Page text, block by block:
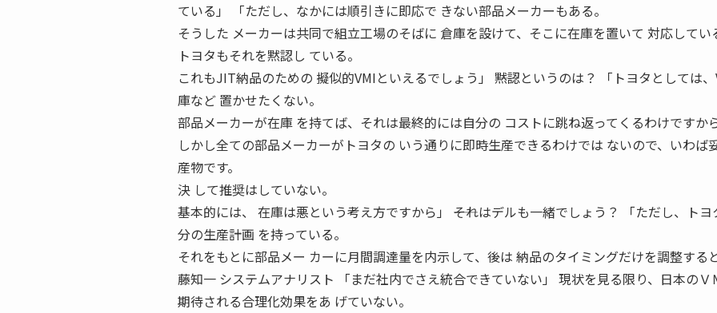
ている」 「ただし、なかには順引きに即応で きない部品メーカーもある。
そうした メーカーは共同で組立工場のそばに 倉庫を設けて、そこに在庫を置いて 対応してい
トヨタもそれを黙認し ている。
これもJIT納品のための 擬似的VMIといえるでしょう」 ――黙認というのは？ 「トヨタとしては
庫など 置かせたくない。
部品メーカーが在庫 を持てば、それは最終的には自分の コストに跳ね返ってくるわけですから
しかし全ての部品メーカーがトヨタの いう通りに即時生産できるわけでは ないので、いわば
産物です。
決 して推奨はしていない。
基本的には、 在庫は悪という考え方ですから」 ――それはデルも一緒でしょう？ 「ただし、トヨ
分の生産計画 を持っている。
それをもとに部品メー カーに月間調達量を内示して、後は 納品のタイミングだけを調整する
藤知一 システムアナリスト 「まだ社内でさえ統合できていない」 現状を見る限り、日本のＶ
期待される合理化効果をあ げていない。